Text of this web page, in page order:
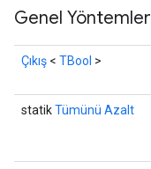
Genel Yöntemler
Çıkış < TBool >
statikTümünü Azalt